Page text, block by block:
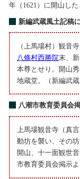
年（1621）に開山した
新編武蔵風土記稿
（上馬場村）観音寺
八條村西勝院末、
本尊とせり。開山
地蔵堂。（新編武蔵
八潮市教育委員会
上馬場観音寺 （真
動坊を襲い、その
開山、十一面観世
市教育委員会掲示よ